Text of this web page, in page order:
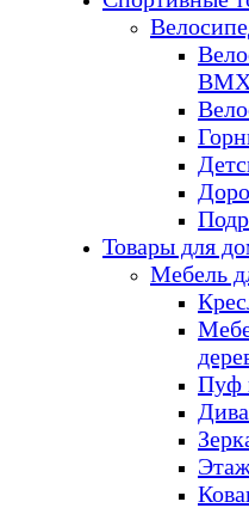
Товары для
Мебель
Пуф